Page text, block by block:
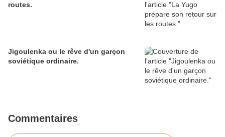
routes.
Jigoulenka ou le rêve d'un garçon
soviétique ordinaire.
Commentaires